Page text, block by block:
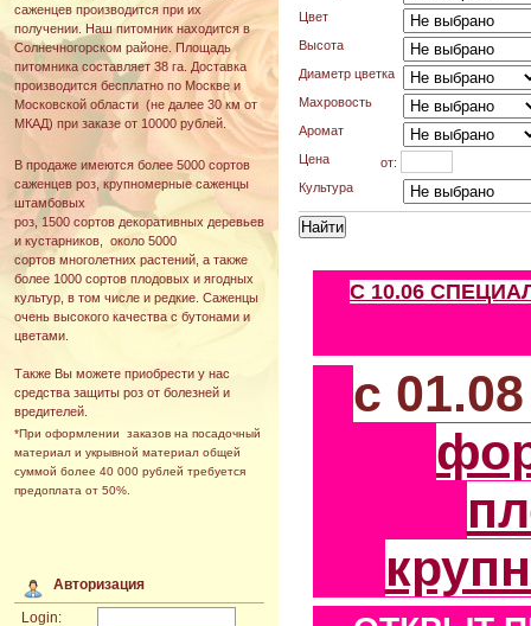
саженцев производится при их
получении. Наш питомник находится в
Солнечногорском районе. Площадь
питомника составляет 38 га. Доставка
производится бесплатно по Москве и
Московской области (не далее 30 км от
МКАД) при заказе от 10000 рублей.
В продаже имеются более 5000 сортов
саженцев роз, крупномерные саженцы
штамбовых
роз, 1500 сортов декоративных деревьев
и кустарников, около 5000
сортов многолетних растений, а также
более 1000 сортов плодовых и ягодных
культур, в том числе и редкие. Саженцы
очень высокого качества с бутонами и
цветами.
Также Вы можете приобрести у нас
средства защиты роз от болезней и
вредителей.
*При оформлении заказов на посадочный
материал и укрывной материал общей
суммой более 40 000 рублей требуется
предоплата от 50%.
Авторизация
Login:
Цвет
Высота
Диаметр цветка
Махровость
Аромат
Цена
от:
Культура
С 10.06
с